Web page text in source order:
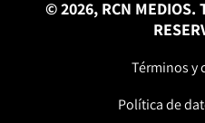
© 2026, RCN MEDIOS.
Términos y
Política de